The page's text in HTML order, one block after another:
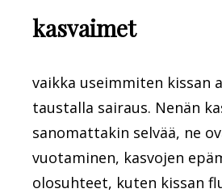
kasvaimet
vaikka useimmiten kissan
taustalla sairaus. Nenän
sanomattakin selvää, ne
vuotaminen, kasvojen
olosuhteet, kuten kissan